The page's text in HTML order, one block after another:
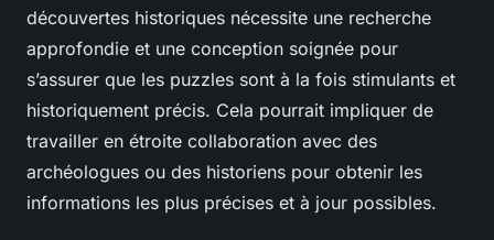
découvertes historiques nécessite une recherche
approfondie et une conception soignée pour
s’assurer que les puzzles sont à la fois stimulants et
historiquement précis. Cela pourrait impliquer de
travailler en étroite collaboration avec des
archéologues ou des historiens pour obtenir les
informations les plus précises et à jour possibles.